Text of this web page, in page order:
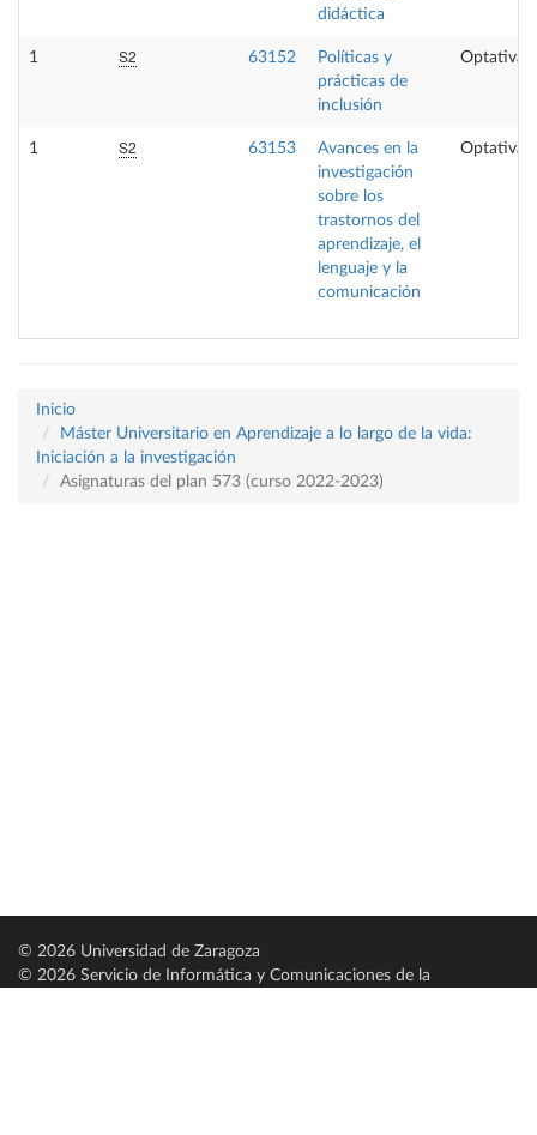
didáctica
1 S2 63152
Políticas y
prácticas de
inclusión
Optativa
1 S2 63153
Avances en la
investigación
sobre los
trastornos del
aprendizaje, el
lenguaje y la
comunicación
Optativa
Inicio
Máster Universitario en Aprendizaje a lo largo de la vida:
Iniciación a la investigación
Asignaturas del plan 573 (curso 2022-2023)
© 2026 Universidad de Zaragoza
© 2026 Servicio de Informática y Comunicaciones de la